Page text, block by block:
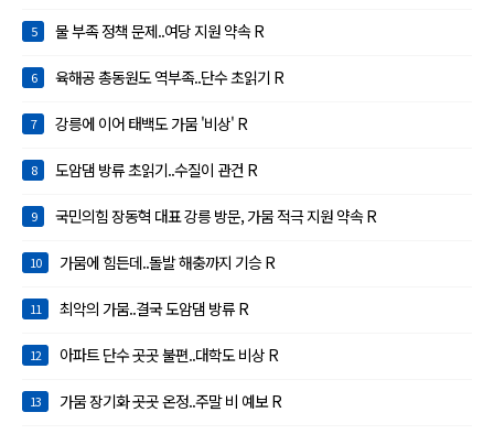
5 물 부족 정책 문제..여당 지원 약속 R
6 육해공 총동원도 역부족..단수 초읽기 R
7 강릉에 이어 태백도 가뭄 '비상' R
8 도암댐 방류 초읽기..수질이 관건 R
9 국민의힘 장동혁 대표 강릉 방문, 가뭄 적극 지원 약속 R
10 가뭄에 힘든데..돌발 해충까지 기승 R
11 최악의 가뭄..결국 도암댐 방류 R
12 아파트 단수 곳곳 불편..대학도 비상 R
13 가뭄 장기화 곳곳 온정..주말 비 예보 R